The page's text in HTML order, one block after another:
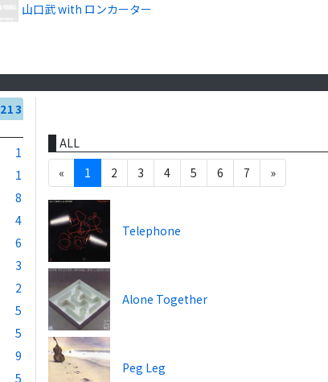
山口武 with ロンカーター
213
1
1
8
4
6
3
2
5
5
9
5
ALL
«
1 2 3 4 5 6 7 »
Telephone
Alone Together
Peg Leg